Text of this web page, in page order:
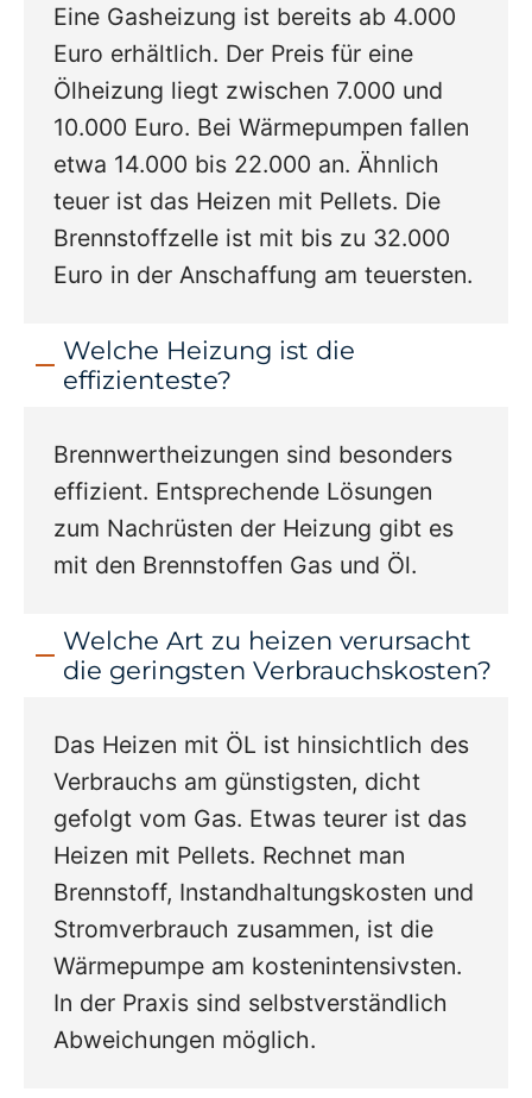
Eine Gasheizung ist bereits ab 4.000
Euro erhältlich. Der Preis für eine
Ölheizung liegt zwischen 7.000 und
10.000 Euro. Bei Wärmepumpen fallen
etwa 14.000 bis 22.000 an. Ähnlich
teuer ist das Heizen mit Pellets. Die
Brennstoffzelle ist mit bis zu 32.000
Euro in der Anschaffung am teuersten.
Welche Heizung ist die
effizienteste?
Brennwertheizungen sind besonders
effizient. Entsprechende Lösungen
zum Nachrüsten der Heizung gibt es
mit den Brennstoffen Gas und Öl.
Welche Art zu heizen verursacht
die geringsten Verbrauchskosten?
Das Heizen mit ÖL ist hinsichtlich des
Verbrauchs am günstigsten, dicht
gefolgt vom Gas. Etwas teurer ist das
Heizen mit Pellets. Rechnet man
Brennstoff, Instandhaltungskosten und
Stromverbrauch zusammen, ist die
Wärmepumpe am kostenintensivsten.
In der Praxis sind selbstverständlich
Abweichungen möglich.